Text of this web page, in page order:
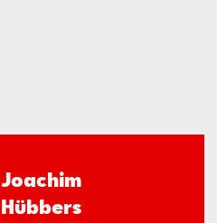
Joa­chim
Hüb­bers